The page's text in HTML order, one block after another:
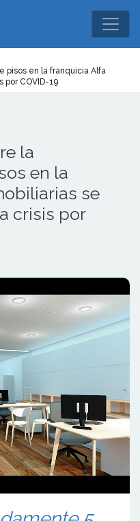
pisos en la franquicia Alfa
por COVID-19
la
en la
se
crisis por